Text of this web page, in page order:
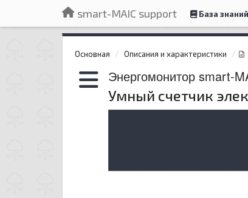
smart-MAIC support База знаний
Основная Описания и характеристики
Энергомонитор smart-
Умный счетчик